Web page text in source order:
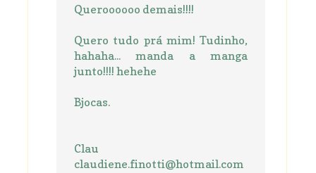
Queroooooo demais!!!!
Quero tudo prá mim! Tudinho,
hahaha... manda a manga
junto!!!! hehehe
Bjocas.
Clau
claudiene.finotti@hotmail.com